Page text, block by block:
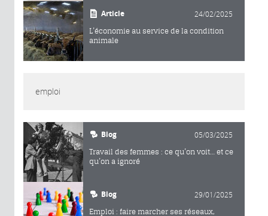
Article 24/02/2025
L’économie au service de la condition
animale
emploi
Blog 05/03/2025
Travail des femmes : ce qu’on voit… et ce
qu’on a ignoré
Blog 29/01/2025
Emploi : faire marcher ses réseaux,